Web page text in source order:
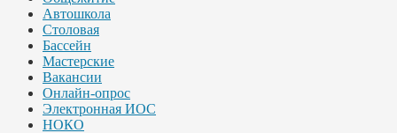
Автошкола
Столовая
Бассейн
Мастерские
Вакансии
Онлайн-опрос
Электронная ИОС
НОКО